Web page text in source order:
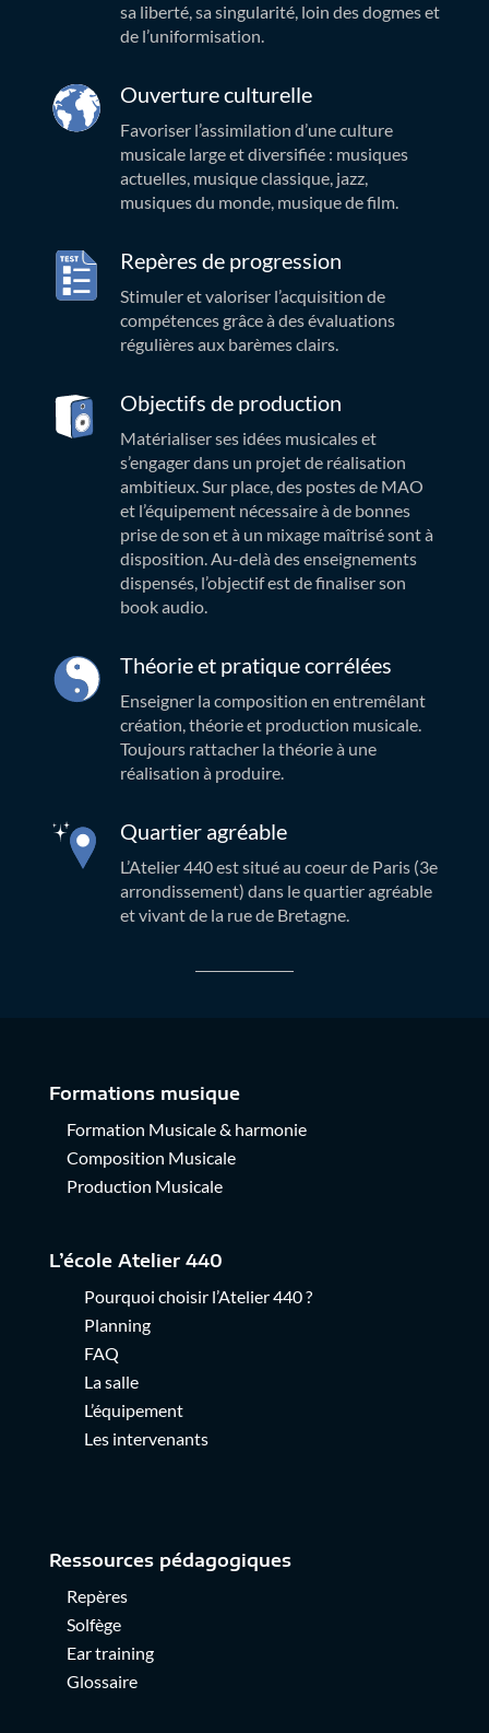
sa liberté, sa singularité, loin des dogmes et
de l’uniformisation.
Ouverture culturelle
Favoriser l’assimilation d’une culture
musicale large et diversifiée : musiques
actuelles, musique classique, jazz,
musiques du monde, musique de film.
Repères de progression
Stimuler et valoriser l’acquisition de
compétences grâce à des évaluations
régulières aux barèmes clairs.
Objectifs de production
Matérialiser ses idées musicales et
s’engager dans un projet de réalisation
ambitieux. Sur place, des postes de MAO
et l’équipement nécessaire à de bonnes
prise de son et à un mixage maîtrisé sont à
disposition. Au-delà des enseignements
dispensés, l’objectif est de finaliser son
book audio.
Théorie et pratique corrélées
Enseigner la composition en entremêlant
création, théorie et production musicale.
Toujours rattacher la théorie à une
réalisation à produire.
Quartier agréable
L’Atelier 440 est situé au coeur de Paris (3e
arrondissement) dans le quartier agréable
et vivant de la rue de Bretagne.
Formations musique
Formation Musicale & harmonie
Composition Musicale
Production Musicale
L’école Atelier 440
Pourquoi choisir l’Atelier 440?
Planning
FAQ
La salle
L’équipement
Les intervenants
Ressources pédagogiques
Repères
Solfège
Ear training
Glossaire